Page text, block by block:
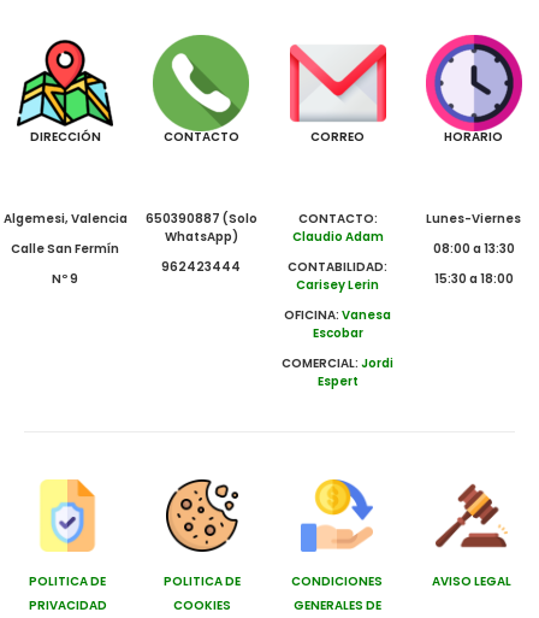
DIRECCIÓN
Algemesi, Valencia
Calle San Fermín
Nº 9
CONTACTO
650390887 (Solo
WhatsApp)
962423444
CORREO
CONTACTO:
Claudio Adam
CONTABILIDAD:
Carisey Lerin
OFICINA:Vanesa
Escobar
COMERCIAL:Jordi
Espert
HORARIO
Lunes-Viernes
08:00 a 13:30
15:30 a 18:00
POLITICA DE
PRIVACIDAD
POLITICA DE
COOKIES
CONDICIONES
GENERALES DE
AVISO LEGAL